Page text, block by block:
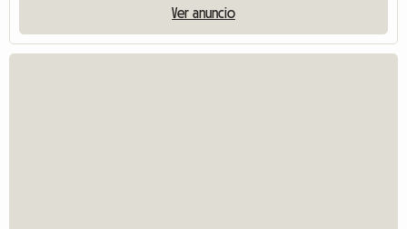
Ver anuncio